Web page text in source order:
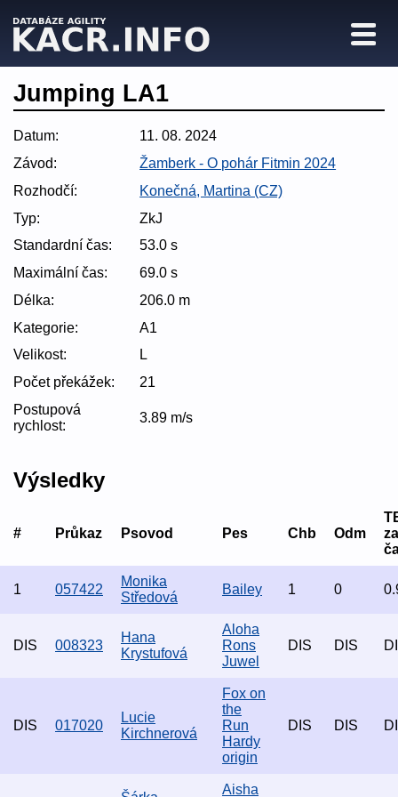
Jumping LA1
Datum:
11. 08. 2024
Závod:
Žamberk - O pohár Fitmin 2024
Rozhodčí:
Konečná, Martina (CZ)
Typ:
ZkJ
Standardní čas:
53.0 s
Maximální čas:
69.0 s
Délka:
206.0 m
Kategorie:
A1
Velikost:
L
Počet překážek:
21
Postupová
rychlost:
3.89 m/s
Výsledky
# Průkaz Psovod Pes Chb Odm
za
1 057422
Monika
Středová
Bailey 1 0
DIS 008323
Hana
Krystufová
Aloha
Rons
Juwel
DIS DIS
DIS 017020
Lucie
Kirchnerová
Fox on
the
Run
Hardy
origin
DIS DIS
Aisha